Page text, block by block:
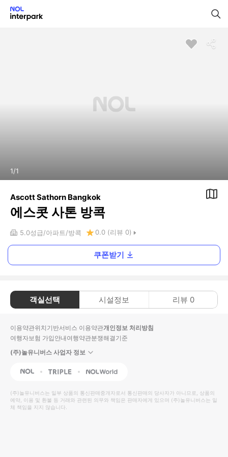
1/1
Ascott Sathorn Bangkok
에스콧 사톤 방콕
5.0성급 아파트 방콕 0.0 (리뷰 0)
쿠폰받기
객실선택 시설정보 리뷰 0
이용약관위치기반서비스 이용약관개인정보 처리방침
여행자보험 가입안내여행약관분쟁해결기준
(주)놀유니버스 사업자 정보
NOL Triple Interpark Global
(주)놀유니버스는 일부 상품의 통신판매중개자로서 통신판매의 당사자가 아니므로, 상품의
예약, 이용 및 환불 등 거래와 관련된 의무와 책임은 판매자에게 있으며 (주)놀유니버스는 일
체 책임을 지지 않습니다.